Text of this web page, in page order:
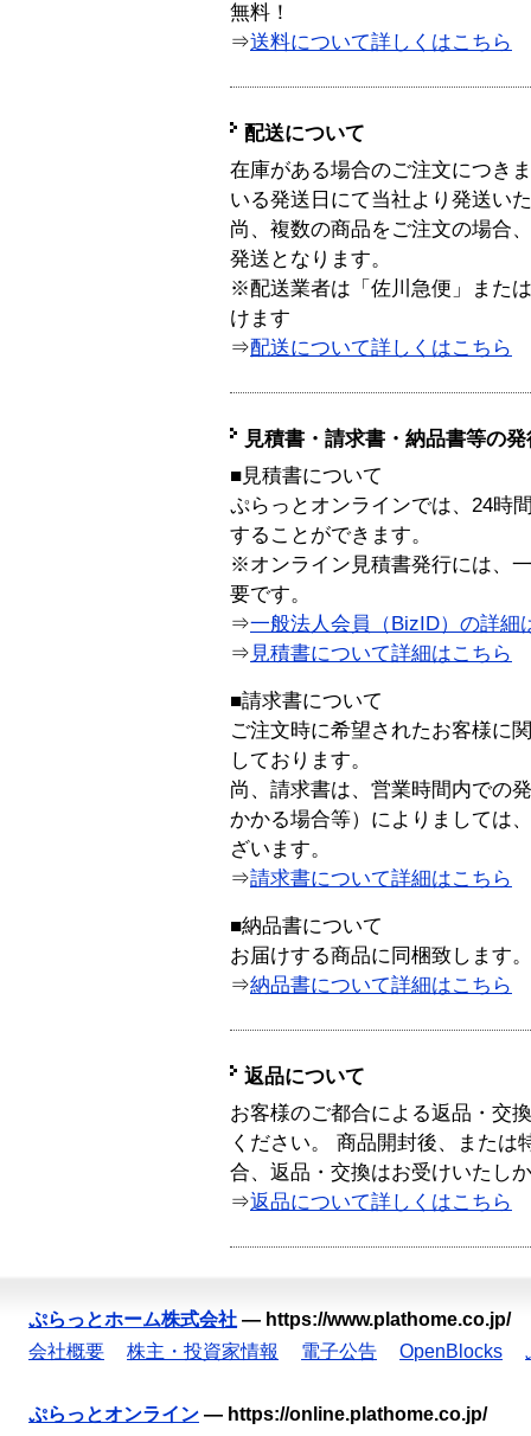
無料！
⇒送料について詳しくはこちら
配送について
在庫がある場合のご注文につき
いる発送日にて当社より発送い
尚、複数の商品をご注文の場合
発送となります。
※配送業者は「佐川急便」また
けます
⇒配送について詳しくはこちら
見積書・請求書・納品書等の
■見積書について
ぷらっとオンラインでは、24時
することができます。
※オンライン見積書発行には、
要です。
⇒一般法人会員（BizID）の詳細
⇒ 見積書について詳細はこちら
■請求書について
ご注文時に希望されたお客様に
しております。
尚、請求書は、営業時間内での
かかる場合等）によりましては
ざいます。
⇒請求書について詳細はこちら
■納品書について
お届けする商品に同梱致します。
⇒納品書について詳細はこちら
返品について
お客様のご都合による返品・交
ください。 商品開封後、または
合、返品・交換はお受けいたし
⇒返品について詳しくはこちら
ぷらっとホーム株式会社 — https://www.plathome.co.jp/
会社概要
株主・投資家情報 電子公告 OpenBlocks
ぷらっとオンライン — https://online.plathome.co.jp/